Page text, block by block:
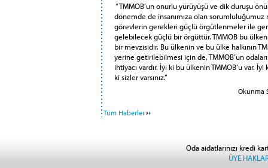
“TMMOB’un onurlu yürüyüşü ve dik duruşu
dönemde de insanımıza olan
görevlerin gerekleri güçlü örgütlenmeler ile
gelebilecek güçlü bir örgüttür. TMMOB bu
bir mevzisidir. Bu ülkenin ve bu ülke halkının
yerine getirilebilmesi için de, TMMOB’un
ihtiyacı vardır. İyi ki bu ülkenin TMMOB’u var.
ki sizler varsınız.”
Okunma
Tüm Haberler
Oda aidatlarınızı kredi
ÜYE